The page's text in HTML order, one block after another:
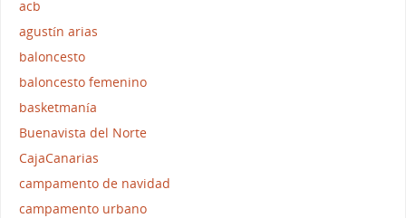
acb
agustín arias
baloncesto
baloncesto femenino
basketmanía
Buenavista del Norte
CajaCanarias
campamento de navidad
campamento urbano